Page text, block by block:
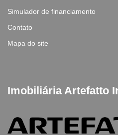
Simulador de financiamento
Contato
Mapa do site
Imobiliária Artefatto